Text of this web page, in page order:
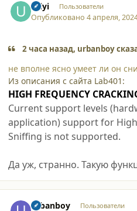
Uilyi Пользователи
Опубликовано4 апреля,
2 часа назад, urbanboy
не вполне ясно умеет ли он
Из описания с сайта Lab401:
HIGH FREQUENCY
Current support levels
application) support for
Sniffing is not supported.
Да уж, странно. Такую
urbanboy Пользователи